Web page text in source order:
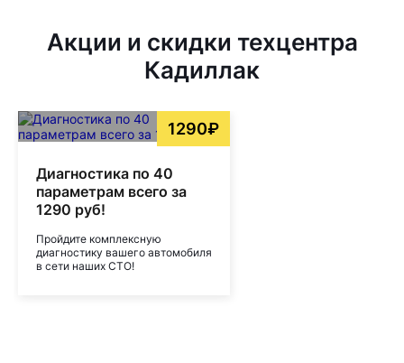
Акции и скидки техцентра
Кадиллак
1290₽
Диагностика по 40
параметрам всего за
1290 руб!
Пройдите комплексную
диагностику вашего автомобиля
в сети наших СТО!